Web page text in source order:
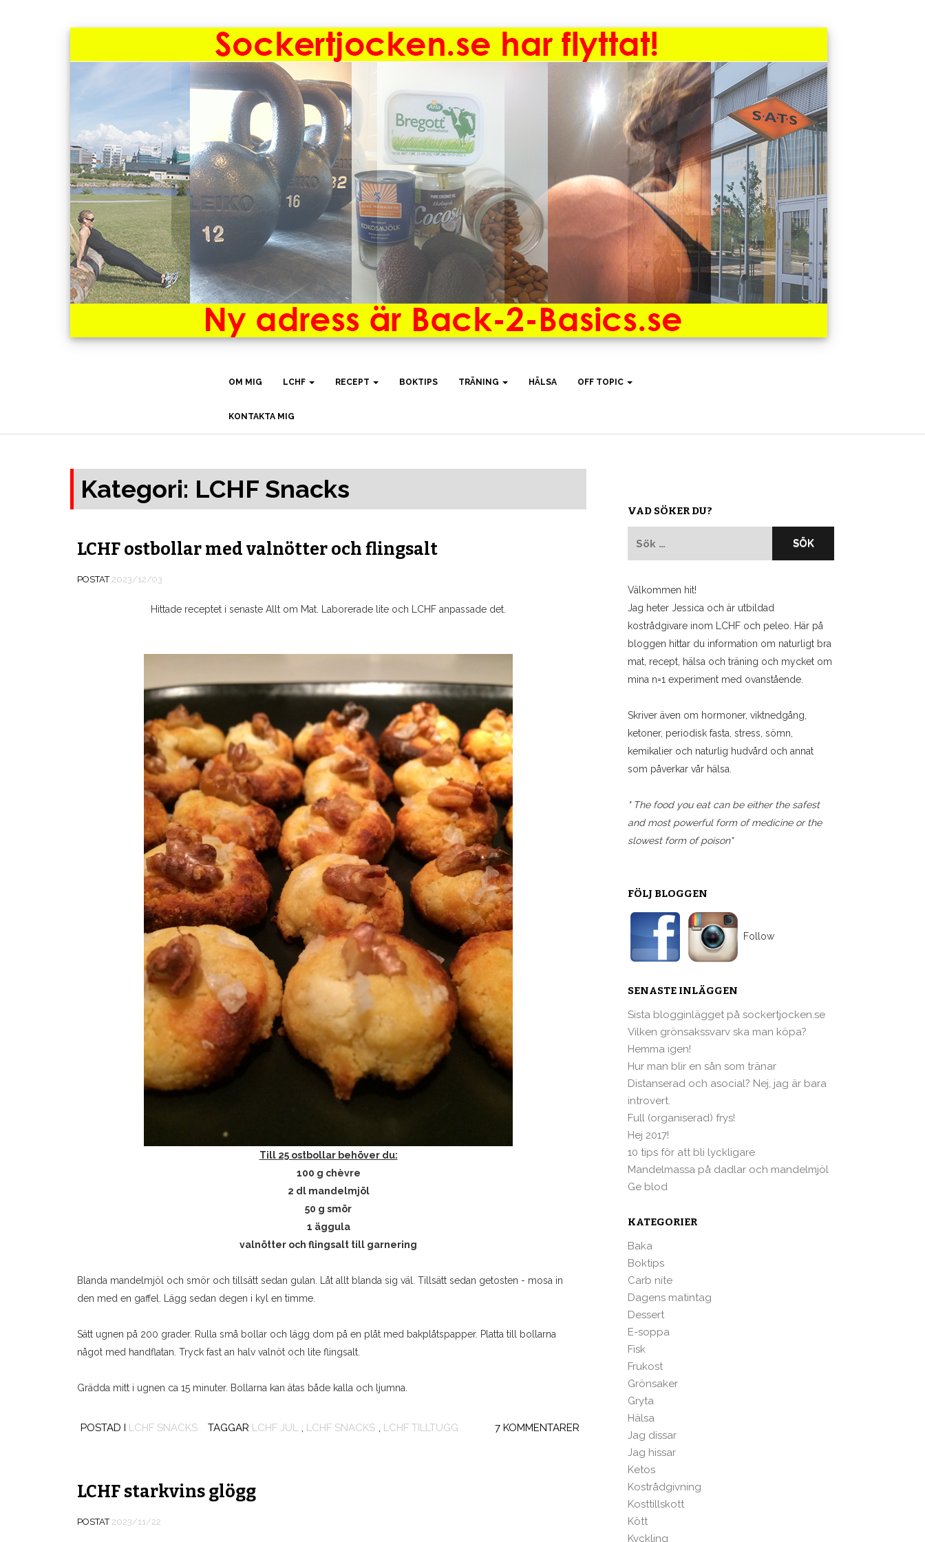
OM MIG LCHF RECEPT BOKTIPS TRÄNING HÄLSA OFF TOPIC
KONTAKTA MIG
Kategori: LCHF Snacks
LCHF ostbollar med valnötter och flingsalt
POSTAT 2023/12/03
Hittade receptet i senaste Allt om Mat. Laborerade lite och LCHF anpassade det.
Till 25 ostbollar behöver du:
100 g chèvre
2 dl mandelmjöl
50 g smör
1 äggula
valnötter och flingsalt till garnering
Blanda mandelmjöl och smör och tillsätt sedan gulan. Låt allt blanda sig väl. Tillsätt sedan getosten - mosa in
den med en gaffel. Lägg sedan degen i kyl en timme.
Sätt ugnen på 200 grader. Rulla små bollar och lägg dom på en plåt med bakplåtspapper. Platta till bollarna
något med handflatan. Tryck fast an halv valnöt och lite flingsalt.
Grädda mitt i ugnen ca 15 minuter. Bollarna kan ätas både kalla och ljumna.
POSTAD I LCHF SNACKS TAGGAR LCHF JUL , LCHF SNACKS , LCHF TILLTUGG 7 KOMMENTARER
LCHF starkvins glögg
POSTAT 2023/11/22
VAD SÖKER DU?
Välkommen hit!
Jag heter Jessica och är utbildad
kostrådgivare inom LCHF och peleo. Här på
bloggen hittar du information om naturligt bra
mat, recept, hälsa och träning och mycket om
mina n=1 experiment med ovanstående.
Skriver även om hormoner, viktnedgång,
ketoner, periodisk fasta, stress, sömn,
kemikalier och naturlig hudvård och annat
som påverkar vår hälsa.
" The food you eat can be either the safest
and most powerful form of medicine or the
slowest form of poison"
FÖLJ BLOGGEN
Follow
SENASTE INLÄGGEN
Sista blogginlägget på sockertjocken.se
Vilken grönsakssvarv ska man köpa?
Hemma igen!
Hur man blir en sån som tränar
Distanserad och asocial? Nej, jag är bara
introvert.
Full (organiserad) frys!
Hej 2017!
10 tips för att bli lyckligare
Mandelmassa på dadlar och mandelmjöl
Ge blod
KATEGORIER
Baka
Boktips
Carb nite
Dagens matintag
Dessert
E-soppa
Fisk
Frukost
Grönsaker
Gryta
Hälsa
Jag dissar
Jag hissar
Ketos
Kostrådgivning
Kosttillskott
Kött
Kyckling